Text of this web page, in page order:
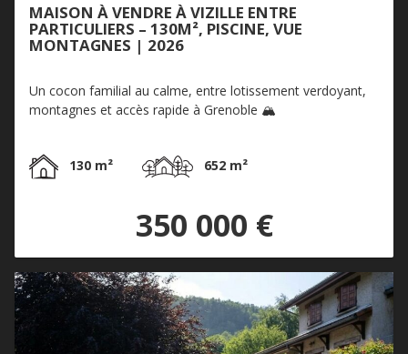
MAISON À VENDRE À VIZILLE ENTRE
PARTICULIERS – 130M², PISCINE, VUE
MONTAGNES | 2026
Un cocon familial au calme, entre lotissement verdoyant,
montagnes et accès rapide à Grenoble 🏔️
130 m² 652 m²
350 000 €